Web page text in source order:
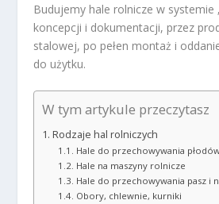
Budujemy hale rolnicze w systemie
koncepcji i dokumentacji, przez
stalowej, po pełen montaż i
do użytku.
W tym artykule przeczytasz
Rodzaje hal rolniczych
Hale do przechowywania
Hale na maszyny rolnicze
Hale do przechowywania pasz i
Obory, chlewnie, kurniki